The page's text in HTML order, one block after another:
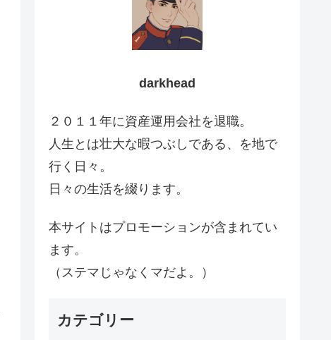
darkhead
２０１１年に資産運用会社を退職。
人生とは壮大な暇つぶしである、を地で
行く日々。
日々の生活を綴ります。
本サイトはプロモーションが含まれてい
ます。
（ステマじゃなくマだよ。）
カテゴリー